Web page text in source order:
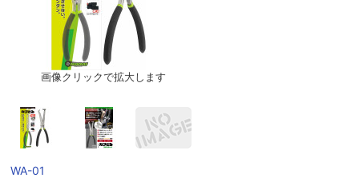
画像クリックで拡大します
WA-01